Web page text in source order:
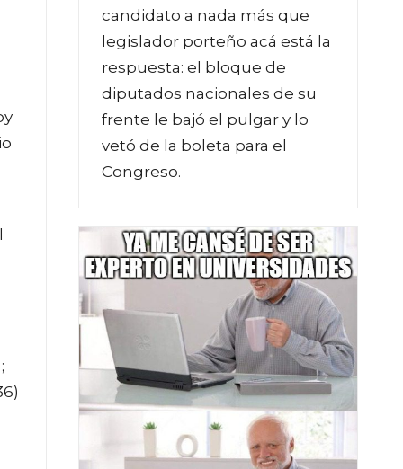
candidato a nada más que
legislador porteño acá está la
respuesta: el bloque de
diputados nacionales de su
frente le bajó el pulgar y lo
vetó de la boleta para el
Congreso.